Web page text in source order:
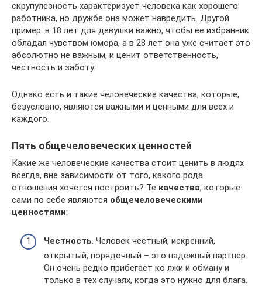
скрупулезность характеризует человека как хорошего
работника, но дружбе она может навредить. Другой
пример: в 18 лет для девушки важно, чтобы ее избранник
обладал чувством юмора, а в 28 лет она уже считает это
абсолютно не важным, и ценит ответственность,
честность и заботу.
Однако есть и такие человеческие качества, которые,
безусловно, являются важными и ценными для всех и
каждого.
Пять общечеловеческих ценностей
Какие же человеческие качества стоит ценить в людях
всегда, вне зависимости от того, какого рода
отношения хочется построить? Те качества, которые
сами по себе являются общечеловеческими
ценностями:
Честность. Человек честный, искренний,
открытый, порядочный – это надежный партнер.
Он очень редко прибегает ко лжи и обману и
только в тех случаях, когда это нужно для блага.